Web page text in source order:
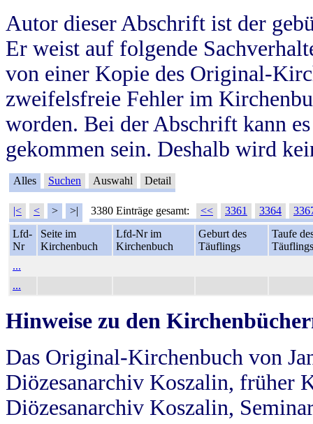
Autor dieser Abschrift ist der
Er weist auf folgende
von einer Kopie des Original-
zweifelsfreie Fehler im
worden. Bei der Abschrift kann
gekommen sein. Deshalb wird
Alles Suchen Auswahl Detail
|< < > >| 3380 Einträge gesamt: << 3361 3364
Lfd-
Nr
Seite im
Kirchenbuch
Lfd-Nr im
Kirchenbuch
Geburt des
Täuflings
Taufe
Täuflings
...
...
Hinweise zu den
Das Original-Kirchenbuch von
Diözesanarchiv Koszalin, früher
Diözesanarchiv Koszalin,